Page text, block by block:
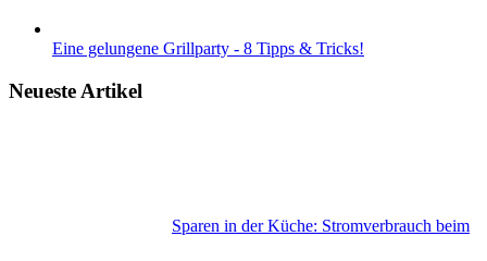
Eine gelungene Grillparty - 8 Tipps & Tricks!
Neueste Artikel
Sparen in der Küche: Stromverbrauch beim